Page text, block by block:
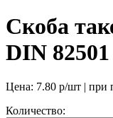
Скоба
DIN
Цена: 7.80 р/шт | при
Количество: